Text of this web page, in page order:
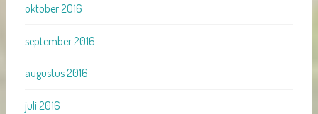
oktober 2016
september 2016
augustus 2016
juli 2016